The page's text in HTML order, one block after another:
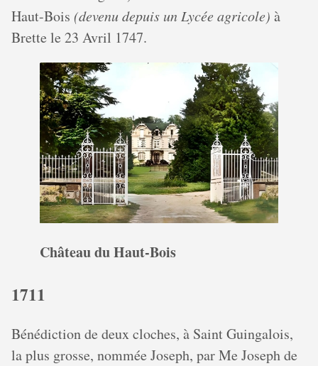
Haut-Bois (devenu depuis un Lycée agricole) à
Brette le 23 Avril 1747.
Château du Haut-Bois
1711
Bénédiction de deux cloches, à Saint Guingalois,
la plus grosse, nommée Joseph, par Me Joseph de